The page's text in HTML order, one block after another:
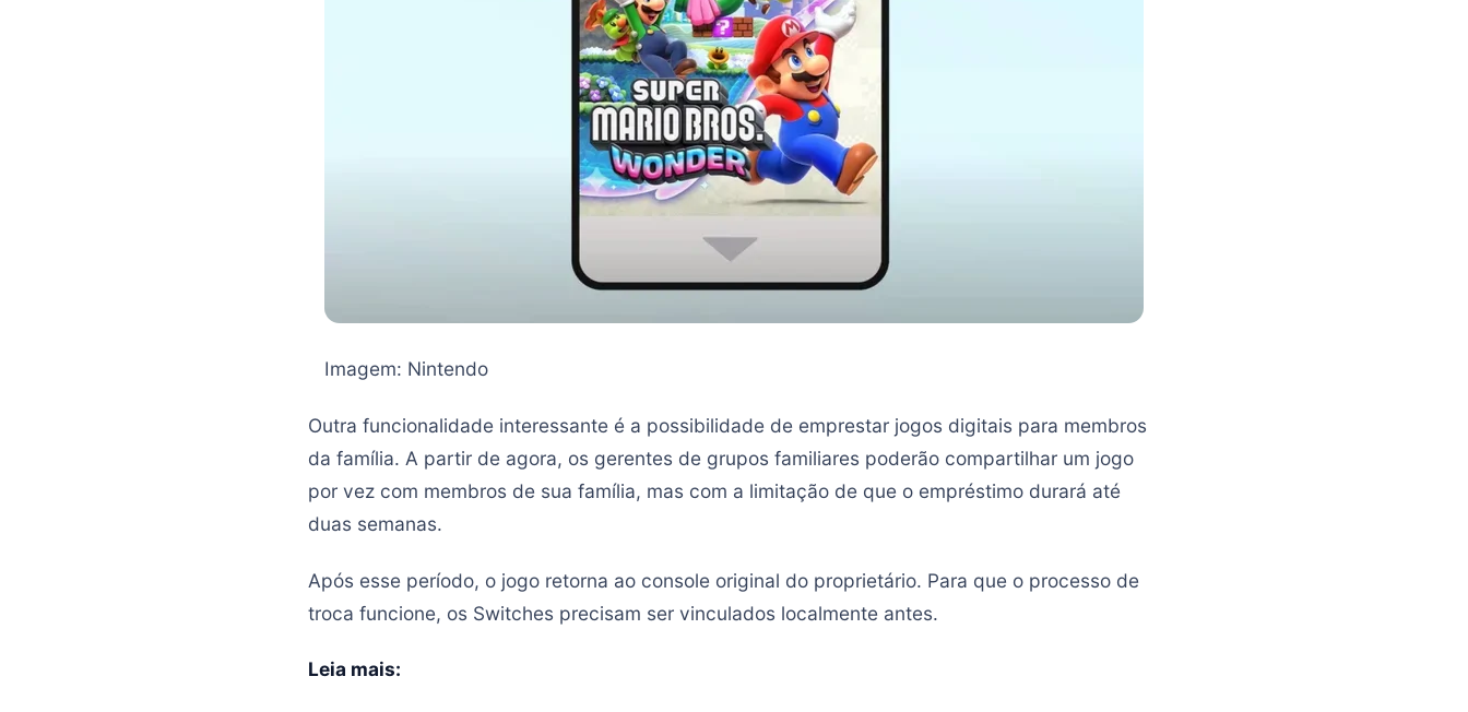
Imagem: Nintendo
Outra funcionalidade interessante é a possibilidade de emprestar jogos digitais para membros
da família. A partir de agora, os gerentes de grupos familiares poderão compartilhar um jogo
por vez com membros de sua família, mas com a limitação de que o empréstimo durará até
duas semanas.
Após esse período, o jogo retorna ao console original do proprietário. Para que o processo de
troca funcione, os Switches precisam ser vinculados localmente antes.
Leia mais: